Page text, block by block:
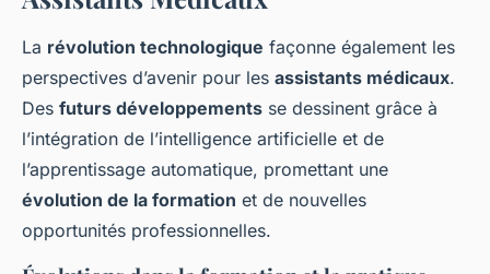
La révolution technologique façonne également les
perspectives d’avenir pour les assistants médicaux.
Des futurs développements se dessinent grâce à
l’intégration de l’intelligence artificielle et de
l’apprentissage automatique, promettant une
évolution de la formation et de nouvelles
opportunités professionnelles.